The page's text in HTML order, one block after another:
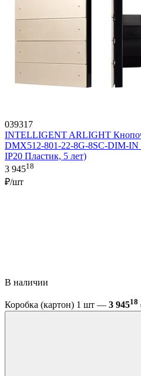
039317
INTELLIGENT ARLIGHT
DMX512-801-22-8G-8SC-DIM-
IP20 Пластик, 5 лет)
3 94518
₽/шт
В наличии
Коробка (картон) 1 шт — 3 94518